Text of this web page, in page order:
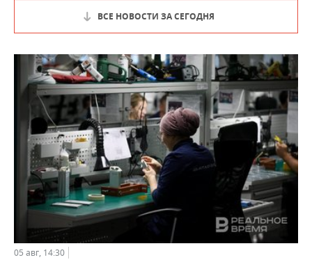
ВСЕ НОВОСТИ ЗА СЕГОДНЯ
05 авг, 14:30